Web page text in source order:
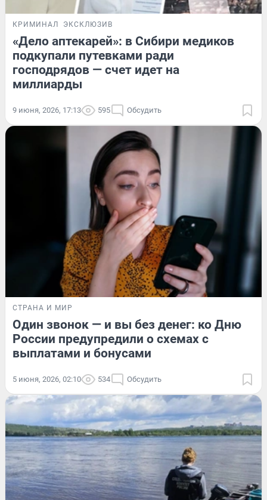
КРИМИНАЛ ЭКСКЛЮЗИВ
«Дело аптекарей»: в Сибири медиков
подкупали путевками ради
господрядов — счет идет на
миллиарды
9 июня, 2026, 17:13 595 Обсудить
СТРАНА И МИР
Один звонок — и вы без денег: ко Дню
России предупредили о схемах с
выплатами и бонусами
5 июня, 2026, 02:10 534 Обсудить